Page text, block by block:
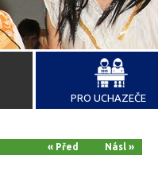
PRO UCHAZEČE
« Před Násl »